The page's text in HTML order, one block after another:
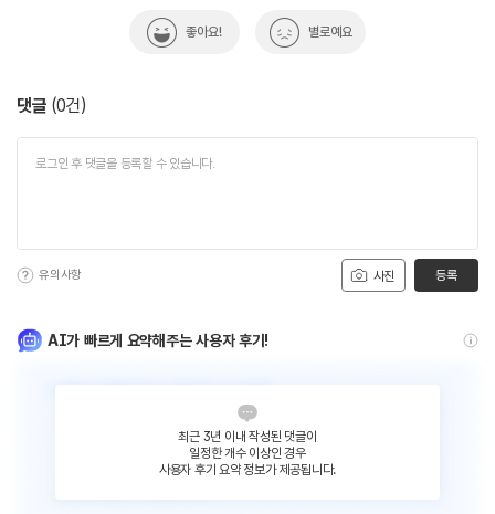
좋아요! 별로예요
댓글 (0건)
사진
유의사항 등록
AI가 빠르게 요약해주는 사용자 후기!
최근 3년 이내 작성된 댓글이
일정한 개수 이상인 경우
사용자 후기 요약 정보가 제공됩니다.